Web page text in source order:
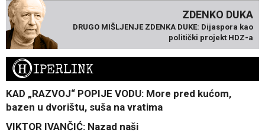
ZDENKO DUKA
DRUGO MIŠLJENJE ZDENKA DUKE: Dijaspora kao
politički projekt HDZ-a
HIPERLINK
KAD „RAZVOJ“ POPIJE VODU: More pred kućom,
bazen u dvorištu, suša na vratima
VIKTOR IVANČIĆ: Nazad naši